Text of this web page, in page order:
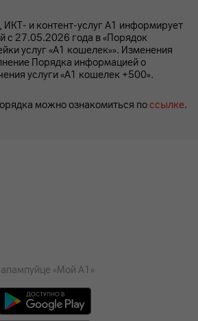
и контент-услуг А1 информирует
с 27.05.2026 года в «Порядок
услуг «А1 кошелек»». Изменения
Порядка информацией о
услуги «А1 кошелек +500».
можно ознакомиться поссылке.
«Мой А1»